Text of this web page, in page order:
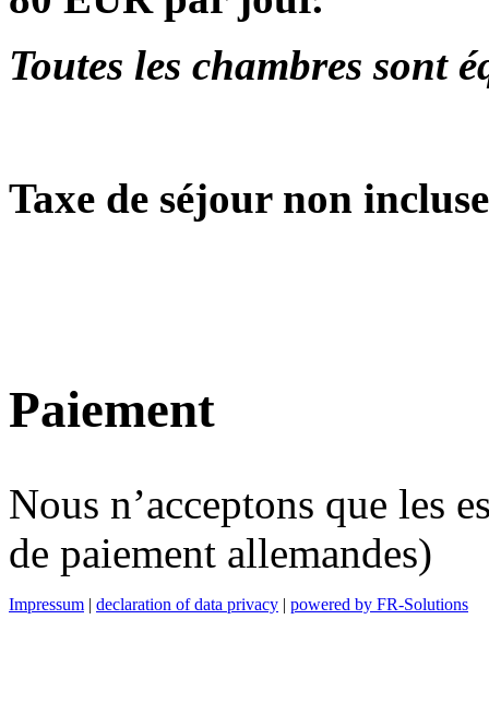
Toutes les chambres sont
Taxe de séjour non incluse
Paiement
Nous n’acceptons que les
de paiement allemandes)
Impressum | declaration of data privacy | powered by FR-Solutions